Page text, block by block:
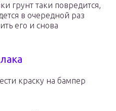
грунт таки повредится,
в очередной раз
его и снова
краску на бампер